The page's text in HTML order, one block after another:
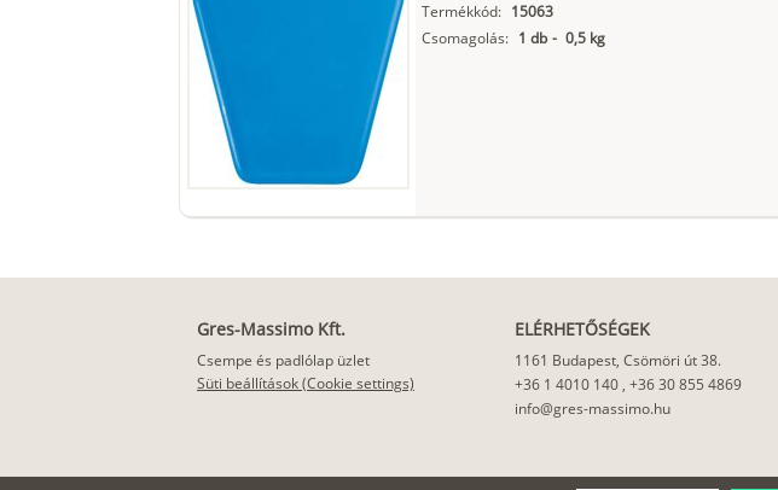
Termékkód: 15063
Csomagolás: 1 db - 0,5 kg
Gres-Massimo Kft.
Csempe és padlólap üzlet
Süti beállítások (Cookie settings)
ELÉRHETŐSÉGEK
1161 Budapest, Csömöri út 38.
+36 1 4010 140, +36 30 855 4869
info@gres-massimo.hu